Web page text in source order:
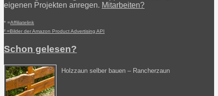
eigenen Projekten anregen. Mitarbeiten?
* =Affiliatelink
² =Bilder der Amazon Product Advertising API
Schon gelesen?
Holzzaun selber bauen – Rancherzaun